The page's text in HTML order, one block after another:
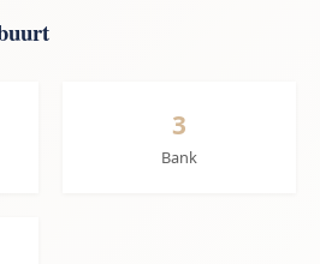
3
Bank